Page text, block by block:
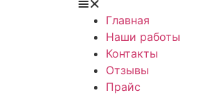
Главная
Наши работы
Контакты
Отзывы
Прайс